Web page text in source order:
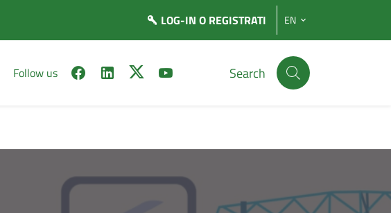
LOG-IN O REGISTRATI EN
Follow us Search